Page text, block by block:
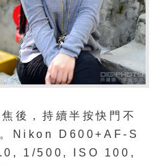
後，持續半按快門不
Nikon D600+AF-S
1/500, ISO 100,